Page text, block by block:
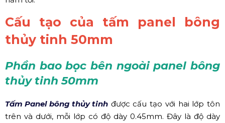
Cấu tạo của tấm panel bông
thủy tinh 50mm
Phần bao bọc bên ngoài panel bông
thủy tinh 50mm
Tấm Panel bông thủy tinh được cấu tạo với hai lớp tôn
trên và dưới, mỗi lớp có độ dày 0.45mm. Đây là độ dày